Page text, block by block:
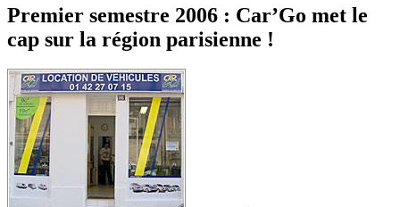
Premier semestre 2006 : Car’Go met le
cap sur la région parisienne !